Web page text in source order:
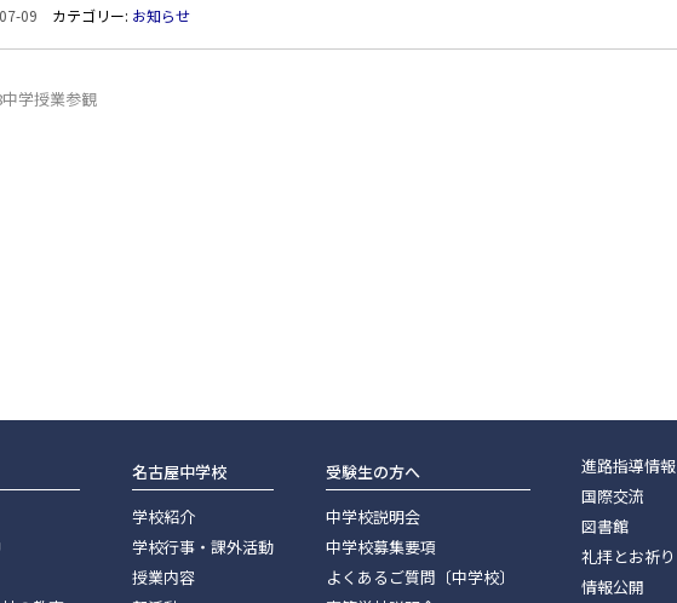
09 カテゴリー: お知らせ
学授業参観
名古屋中学校
学校紹介
学校行事・課外活動
授業内容
受験生の方へ
中学校説明会
中学校募集要項
よくあるご質問〔中学校〕
進路指導情報
国際交流
図書館
礼拝とお祈り
情報公開